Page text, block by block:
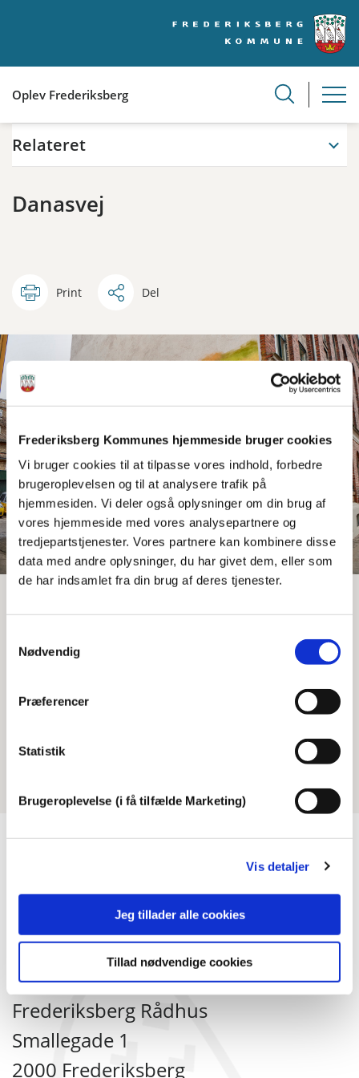
Frederiksberg Kommunes hjemmeside bruger cookies
Vi bruger cookies til at tilpasse vores indhold, forbedre
brugeroplevelsen og til at analysere trafik på
hjemmesiden. Vi deler også oplysninger om din brug af
vores hjemmeside med vores analysepartnere og
tredjepartstjenester. Vores partnere kan kombinere disse
data med andre oplysninger, du har givet dem, eller som
de har indsamlet fra din brug af deres tjenester.
Nødvendig
Præferencer
Statistik
Brugeroplevelse (i få tilfælde Marketing)
Vis detaljer
Jeg tillader alle cookies
Tillad nødvendige cookies
Oplev Frederiksberg
Relateret
Danasvej
Print Del
Danasvej 38
Har du viden om dette gavlmaleri, så send os meget
gerne en mail til
Oplev Frederiksberg
Frederiksberg Rådhus
Smallegade 1
2000 Frederiksberg